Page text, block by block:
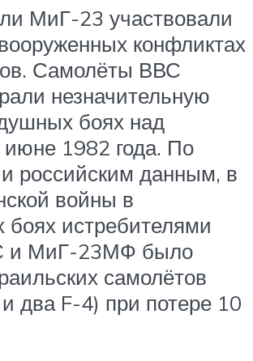
МиГ-23 участвовали
конфликтах
Самолёты ВВС
незначительную
боях над
1982 года. По
российским данным, в
войны в
боях истребителями
и МиГ-23МФ было
самолётов
два F-4) при потере 10